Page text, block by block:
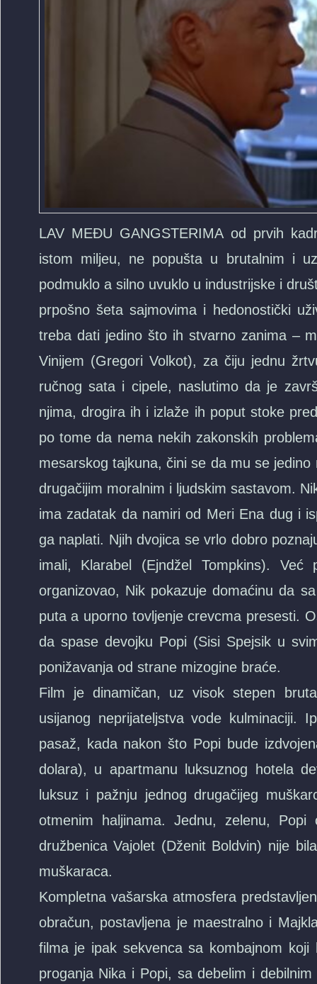
LAV MEĐU GANGSTERIMA od prvih
istom miljeu, ne popušta u brutalnim i
podmuklo a silno uvuklo u industrijske i
prpošno šeta sajmovima i hedonostički
treba dati jedino što ih stvarno zanima –
Vinijem (Gregori Volkot), za čiju jednu
ručnog sata i cipele, naslutimo da je
njima, drogira ih i izlaže ih poput stoke
po tome da nema nekih zakonskih
mesarskog tajkuna, čini se da mu se
drugačijim moralnim i ljudskim sastavom.
ima zadatak da namiri od Meri Ena dug i
ga naplati. Njih dvojica se vrlo dobro
imali, Klarabel (Ejndžel Tompkins).
organizovao, Nik pokazuje domaćinu da
puta a uporno tovljenje crevcma presesti.
da spase devojku Popi (Sisi Spejsik u
ponižavanja od strane mizogine braće.
Film je dinamičan, uz visok stepen
usijanog neprijateljstva vode kulminaciji.
pasaž, kada nakon što Popi bude
dolara), u apartmanu luksuznog hotela
luksuz i pažnju jednog drugačijeg
otmenim haljinama. Jednu, zelenu,
družbenica Vajolet (Dženit Boldvin) nije
muškaraca.
Kompletna vašarska atmosfera
obračun, postavljena je maestralno i
filma je ipak sekvenca sa kombajnom
proganja Nika i Popi, sa debelim i